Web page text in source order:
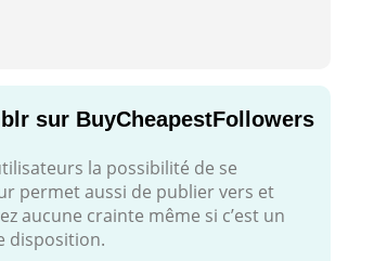
sur BuyCheapestFollowers
la possibilité de se
permet aussi de publier vers et
aucune crainte même si c’est un
disposition.